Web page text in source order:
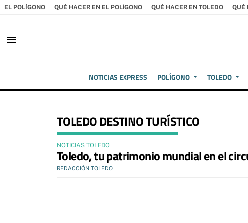
EL POLÍGONO QUÉ HACER EN EL POLÍGONO QUÉ HACER EN TOLEDO QUÉ
menu
NOTICIAS EXPRESS POLÍGONO TOLEDO
TOLEDO DESTINO TURÍSTICO
NOTICIAS TOLEDO
Toledo, tu patrimonio mundial en el
REDACCIÓN TOLEDO